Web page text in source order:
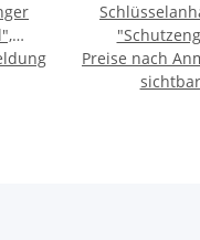
&
Bernstein inkl.
Pack"
Preise nach
sichtbar